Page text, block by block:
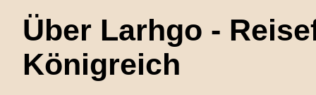
Über Larhgo -
Königreich